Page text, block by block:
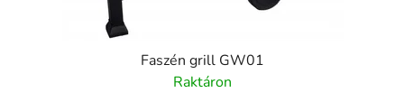
Faszén grill GW01
Raktáron